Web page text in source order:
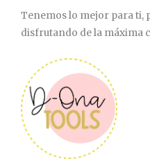
Tenemos lo mejor para ti,
disfrutando de la máxima